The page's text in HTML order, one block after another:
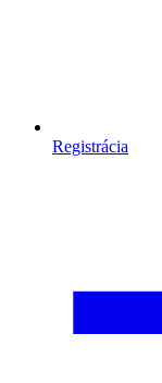
Registrácia